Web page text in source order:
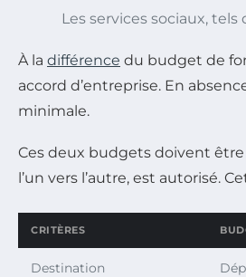
Les services sociaux,
À la différence du budget de
accord d’entreprise. En
minimale.
Ces deux budgets doivent
l’un vers l’autre, est autorisé.
CRITÈRES
Destination